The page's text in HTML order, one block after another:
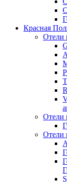
Красная
Отели
Отели
Отели